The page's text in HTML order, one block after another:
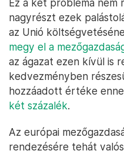
Ez a két probléma
nagyrészt ezek
az Unió
megy el a
az ágazat ezen kívül is
kedvezményben
hozzáadott értéke
két százalék.
Az európai
rendezésére tehát